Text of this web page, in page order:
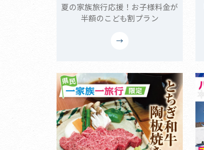
夏の家族旅行応援！お子様料金が
半額のこども割プラン